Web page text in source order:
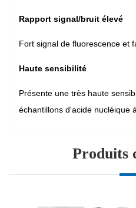
Produits